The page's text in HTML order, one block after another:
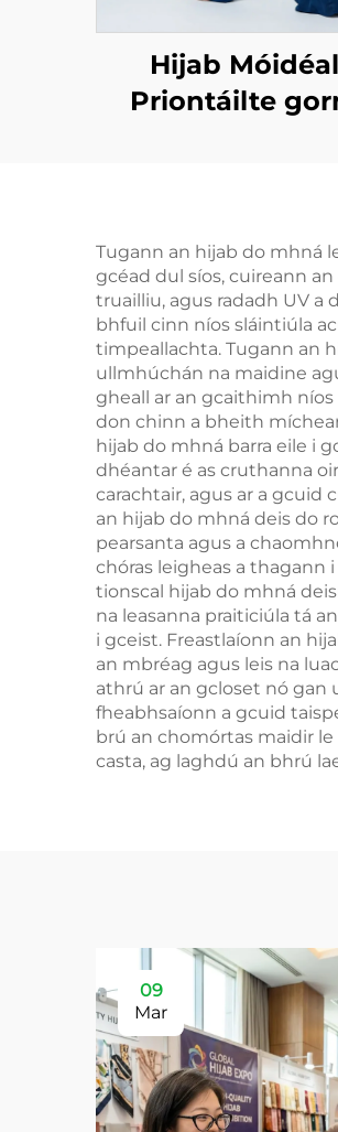
Hijab Móidéal
Priontáilte
Tugann an hijab do mhná
gcéad dul síos, cuireann
truailliu, agus radadh UV a
bhfuil cinn níos sláintiúla
timpeallachta. Tugann an
ullmhúchán na maidine
gheall ar an gcaithimh
don chinn a bheith
hijab do mhná barra eile i
dhéantar é as cruthanna
carachtair, agus ar a gcuid
an hijab do mhná deis do
pearsanta agus a
chóras leigheas a thagann
tionscal hijab do mhná
na leasanna praiticiúla tá
i gceist. Freastlaíonn an
an mbréag agus leis na
athrú ar an gcloset nó gan
fheabhsaíonn a gcuid
brú an chomórtas maidir
casta, ag laghdú an bhrú
09
Mar